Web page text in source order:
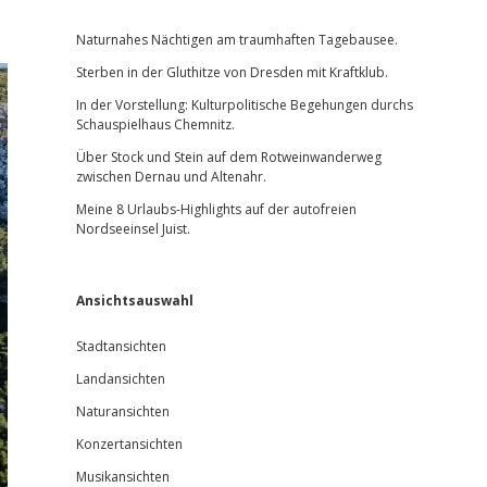
Naturnahes Nächtigen am traumhaften Tagebausee.
Sterben in der Gluthitze von Dresden mit Kraftklub.
In der Vorstellung: Kulturpolitische Begehungen durchs
Schauspielhaus Chemnitz.
Über Stock und Stein auf dem Rotweinwanderweg
zwischen Dernau und Altenahr.
Meine 8 Urlaubs-Highlights auf der autofreien
Nordseeinsel Juist.
Ansichtsauswahl
Stadtansichten
Landansichten
Naturansichten
Konzertansichten
Musikansichten